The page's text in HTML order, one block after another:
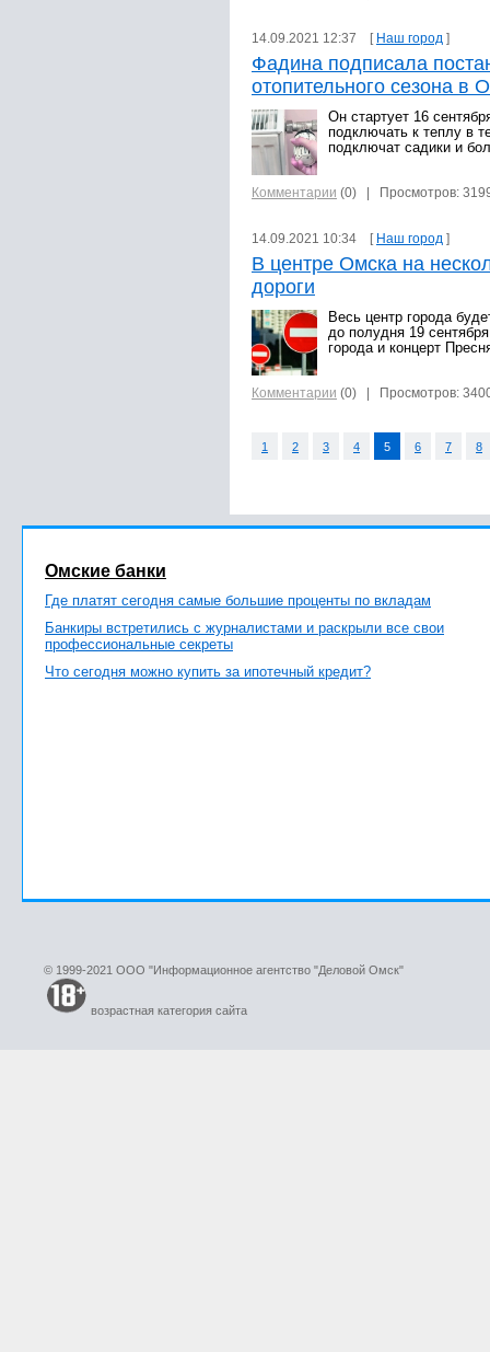
14.09.2021 12:37 [ Наш город ]
Фадина подписала
отопительного сезона в
Он стартует 16
подключать к теплу в
подключат садики и
Комментарии (0) | Просмотров:
14.09.2021 10:34 [ Наш город ]
В центре Омска на
дороги
Весь центр города
до полудня 19
города и концерт
Комментарии (0) | Просмотров:
1 2 3 4 5 6 7 8
Омские банки
Где платят сегодня самые большие проценты по вкладам
Банкиры встретились с журналистами и раскрыли все свои
профессиональные секреты
Что сегодня можно купить за ипотечный кредит?
© 1999-2021 ООО "Информационное агентство "Деловой Омск"
возрастная категория сайта